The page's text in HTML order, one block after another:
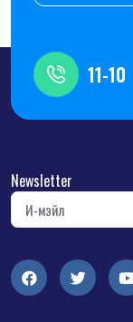
11-10
Newsletter